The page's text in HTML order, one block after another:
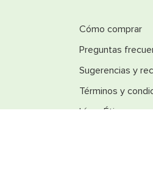
Cómo comprar
Preguntas
Sugerencias y
Términos y
Línea Ética